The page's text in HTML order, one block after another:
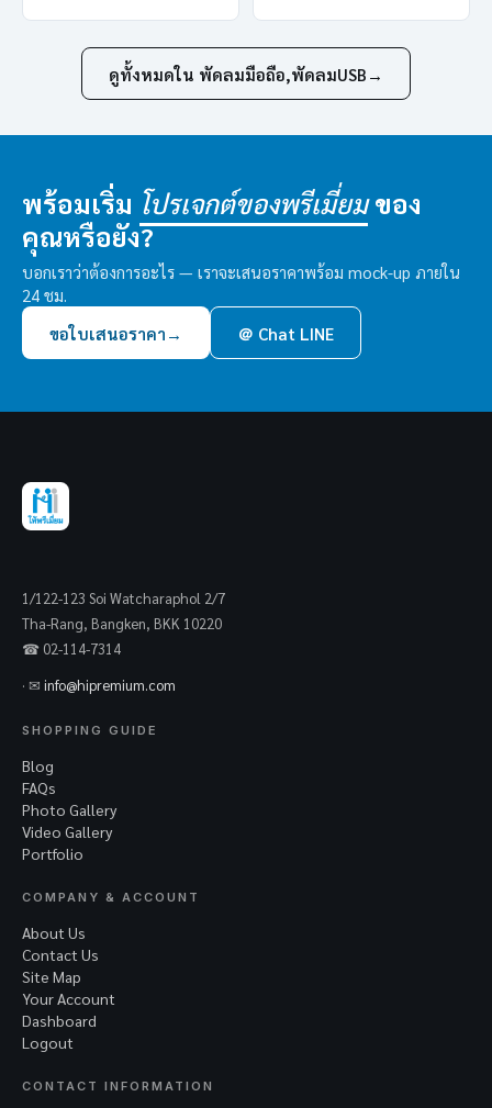
ดูทั้งหมดใน พัดลมมือถือ,พัดลมUSB →
พร้อมเริ่ม โปรเจกต์ของพรีเมี่ยมของ
คุณหรือยัง?
บอกเราว่าต้องการอะไร — เราจะเสนอราคาพร้อม mock-up ภายใน
24 ชม.
ขอใบเสนอราคา → ＠ Chat LINE
1/122-123 Soi Watcharaphol 2/7
Tha-Rang, Bangken, BKK 10220
☎ 02-114-7314
· ✉ info@hipremium.com
SHOPPING GUIDE
Blog
FAQs
Photo Gallery
Video Gallery
Portfolio
COMPANY & ACCOUNT
About Us
Contact Us
Site Map
Your Account
Dashboard
Logout
CONTACT INFORMATION